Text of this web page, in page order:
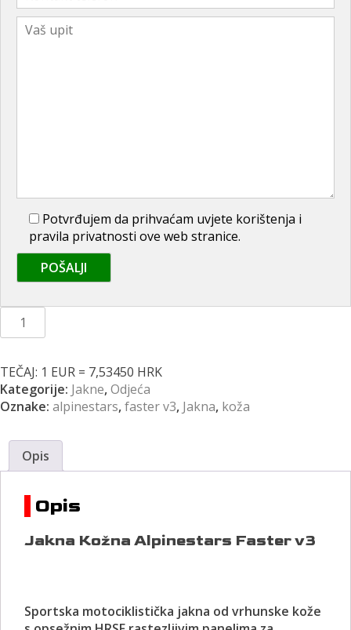
Potvrđujem da prihvaćam uvjete korištenja i
pravila privatnosti ove web stranice.
Jakna
Kožna
Faster
v3
Crno-
količina
TEČAJ: 1 EUR = 7,53450 HRK
Kategorije: Jakne,Odjeća
Oznake: alpinestars,faster v3, Jakna, koža
Opis
Opis
Jakna Kožna Alpinestars Faster v3
Sportska motociklistička jakna od vrhunske kože